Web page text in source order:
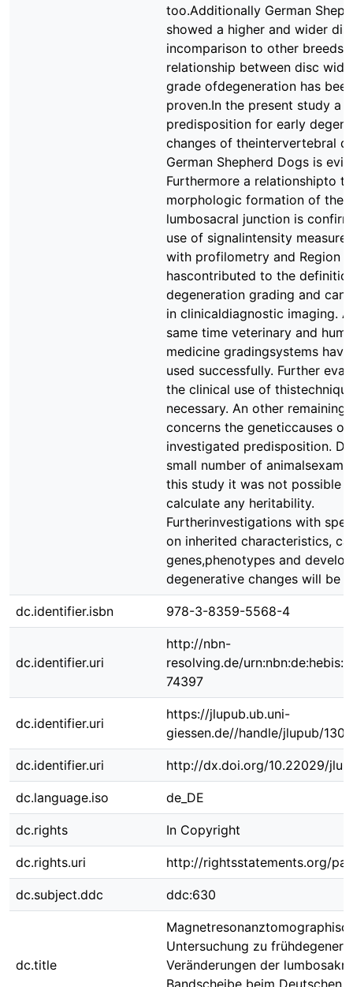
too.Additionally German
showed a higher and wider
incomparison to other breeds.
relationship between disc
grade ofdegeneration has been
proven.In the present study a
predisposition for early
changes of theintervertebral
German Shepherd Dogs is
Furthermore a relationshipto
morphologic formation of the
lumbosacral junction is
use of signalintensity
with profilometry and Region
hascontributed to the
degeneration grading and can
in clinicaldiagnostic imaging.
same time veterinary and
medicine gradingsystems
used successfully. Further
the clinical use of
necessary. An other remaining
concerns the geneticcauses of
investigated predisposition.
small number of
this study it was not possible
calculate any heritability.
Furtherinvestigations with
on inherited characteristics,
genes,phenotypes and
degenerative changes will be
dc.identifier.isbn 978-3-8359-5568-4
dc.identifier.uri
http://nbn-
resolving.de/
74397
dc.identifier.uri
https://jlupub.ub.uni-
giessen.de//handle/jlupub/
dc.identifier.uri http://dx.doi.org/10.22029/
dc.language.iso de_DE
dc.rights In Copyright
dc.rights.uri http://rightsstatements.org/
dc.subject.ddc ddc:630
dc.title
Untersuchung zu
Veränderungen der
Bandscheibe beim Deutschen